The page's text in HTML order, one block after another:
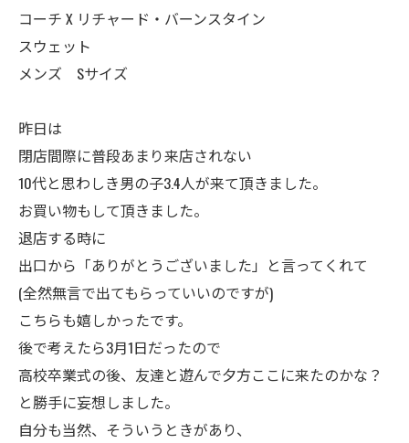
コーチ X リチャード・バーンスタイン
スウェット
メンズ Sサイズ
昨日は
閉店間際に普段あまり来店されない
10代と思わしき男の子3.4人が来て頂きました。
お買い物もして頂きました。
退店する時に
出口から「ありがとうございました」と言ってくれて
(全然無言で出てもらっていいのですが)
こちらも嬉しかったです。
後で考えたら3月1日だったので
高校卒業式の後、友達と遊んで夕方ここに来たのかな？
と勝手に妄想しました。
自分も当然、そういうときがあり、